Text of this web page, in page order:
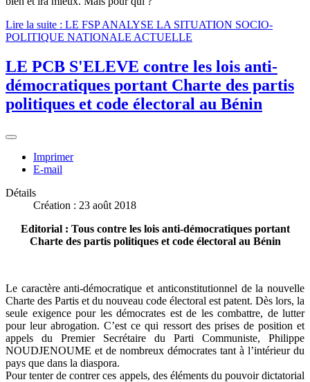
Lire la suite : LE FSP ANALYSE LA SITUATION SOCIO-
POLITIQUE NATIONALE ACTUELLE
LE PCB S'ELEVE contre les lois anti-
démocratiques portant Charte des partis
politiques et code électoral au Bénin
Imprimer
E-mail
Détails
Création : 23 août 2018
Editorial : Tous contre les lois anti-démocratiques portant
Charte des partis politiques et code électoral au Bénin
Le caractère anti-démocratique et anticonstitutionnel de la nouvelle
Charte des Partis et du nouveau code électoral est patent. Dès lors, la
seule exigence pour les démocrates est de les combattre, de lutter
pour leur abrogation. C’est ce qui ressort des prises de position et
appels du Premier Secrétaire du Parti Communiste, Philippe
NOUDJENOUME et de nombreux démocrates tant à l’intérieur du
pays que dans la diaspora.
Pour tenter de contrer ces appels, des éléments du pouvoir dictatorial